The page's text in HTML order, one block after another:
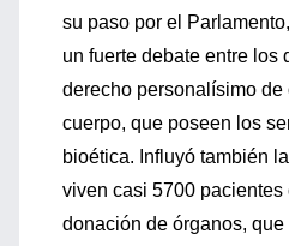
su paso por el
un fuerte debate entre los
derecho personalísimo
cuerpo, que poseen los
bioética. Influyó también
viven casi 5700 pacientes
donación de órganos,